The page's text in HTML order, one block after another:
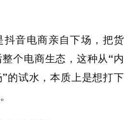
抖音电商亲自下场，把货
个电商生态， 这种从“内
的试水，本质上是想打下